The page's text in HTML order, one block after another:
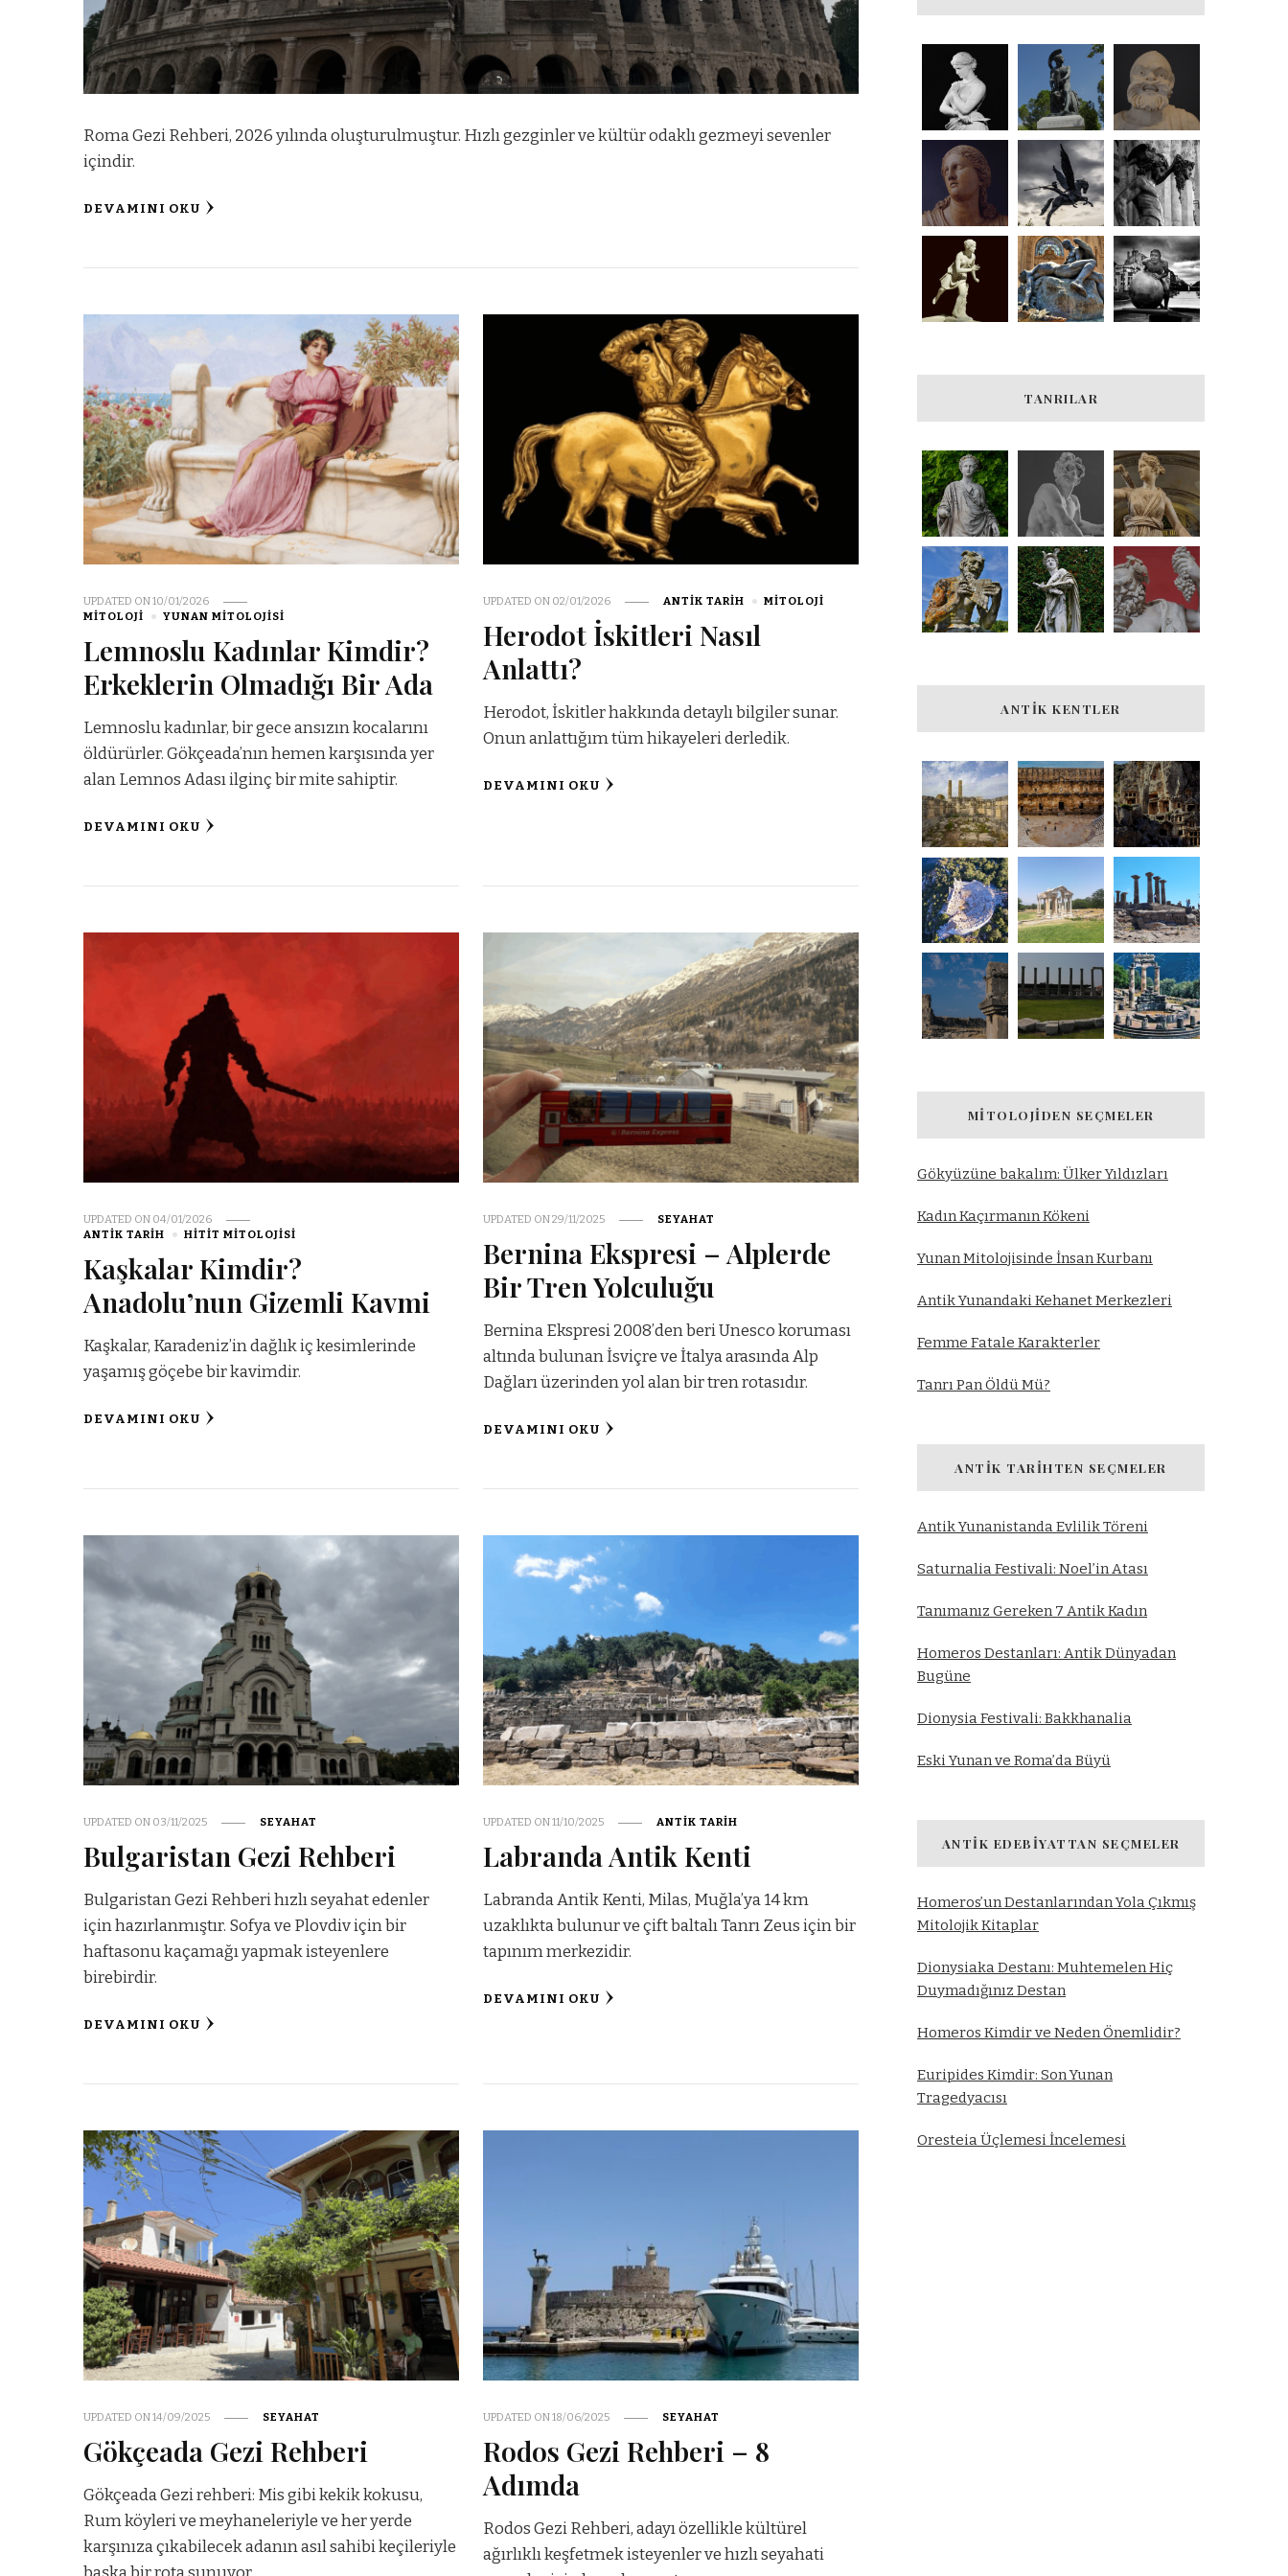
Roma Gezi Rehberi, 2026 yılında oluşturulmuştur. Hızlı gezginler ve kültür odaklı gezmeyi sevenler
içindir.
DEVAMINI OKU
UPDATED ON10/01/2026
MITOLOJI
YUNAN MITOLOJISI
Lemnoslu Kadınlar Kimdir?
Erkeklerin Olmadığı Bir Ada
Lemnoslu kadınlar, bir gece ansızın kocalarını
öldürürler. Gökçeada’nın hemen karşısında yer
alan Lemnos Adası ilginç bir mite sahiptir.
DEVAMINI OKU
UPDATED ON 02/01/2026 ANTIK TARIH MITOLOJI
Herodot İskitleri Nasıl
Anlattı?
Herodot, İskitler hakkında detaylı bilgiler sunar.
Onun anlattığım tüm hikayeleri derledik.
DEVAMINI OKU
UPDATED ON 04/01/2026
ANTIK TARIH
HITIT MITOLOJISI
Kaşkalar Kimdir?
Anadolu’nun Gizemli Kavmi
Kaşkalar, Karadeniz’in dağlık iç kesimlerinde
yaşamış göçebe bir kavimdir.
DEVAMINI OKU
UPDATED ON29/11/2025 SEYAHAT
Bernina Ekspresi – Alplerde
Bir Tren Yolculuğu
Bernina Ekspresi 2008’den beri Unesco koruması
altında bulunan İsviçre ve İtalya arasında Alp
Dağları üzerinden yol alan bir tren rotasıdır.
DEVAMINI OKU
UPDATED ON 03/11/2025 SEYAHAT
Bulgaristan Gezi Rehberi
Bulgaristan Gezi Rehberi hızlı seyahat edenler
için hazırlanmıştır. Sofya ve Plovdiv için bir
haftasonu kaçamağı yapmak isteyenlere
birebirdir.
DEVAMINI OKU
UPDATED ON11/10/2025 ANTIK TARIH
Labranda Antik Kenti
Labranda Antik Kenti, Milas, Muğla’ya 14 km
uzaklıkta bulunur ve çift baltalı Tanrı Zeus için bir
tapınım merkezidir.
DEVAMINI OKU
UPDATED ON14/09/2025 SEYAHAT
Gökçeada Gezi Rehberi
Gökçeada Gezi rehberi: Mis gibi kekik kokusu,
Rum köyleri ve meyhaneleriyle ve her yerde
karşınıza çıkabilecek adanın asıl sahibi keçileriyle
UPDATED ON18/06/2025 SEYAHAT
Rodos Gezi Rehberi – 8
Adımda
Rodos Gezi Rehberi, adayı özellikle kültürel
ağırlıklı keşfetmek isteyenler ve hızlı seyahati
TANRILAR
ANTIK KENTLER
MITOLOJIDEN SEÇMELER
Gökyüzüne bakalım: Ülker Yıldızları
Kadın Kaçırmanın Kökeni
Yunan Mitolojisinde İnsan Kurbanı
Antik Yunandaki Kehanet Merkezleri
Femme Fatale Karakterler
Tanrı Pan Öldü Mü?
ANTIK TARIHTEN SEÇMELER
Antik Yunanistanda Evlilik Töreni
Saturnalia Festivali: Noel’in Atası
Tanımanız Gereken 7 Antik Kadın
Homeros Destanları: Antik Dünyadan
Bugüne
Dionysia Festivali: Bakkhanalia
Eski Yunan ve Roma’da Büyü
ANTIK EDEBIYATTAN SEÇMELER
Homeros’un Destanlarından Yola Çıkmış
Mitolojik Kitaplar
Dionysiaka Destanı: Muhtemelen Hiç
Duymadığınız Destan
Homeros Kimdir ve Neden Önemlidir?
Euripides Kimdir: Son Yunan
Tragedyacısı
Oresteia Üçlemesi İncelemesi